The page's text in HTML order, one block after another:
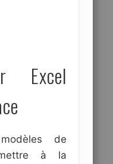
Excel
de
à la